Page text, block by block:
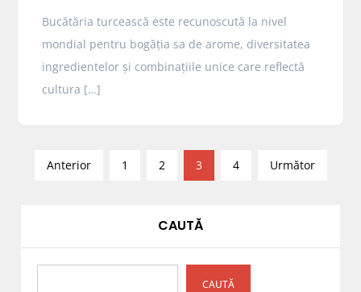
Bucătăria turcească este recunoscută la nivel
mondial pentru bogăția sa de arome, diversitatea
ingredientelor și combinațiile unice care reflectă
cultura […]
Anterior 1 2 3 4 Următor
CAUTĂ
CAUTĂ